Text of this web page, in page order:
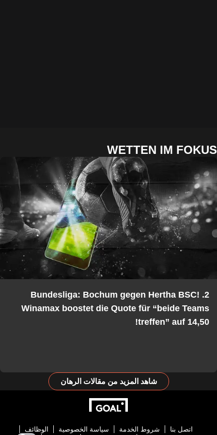
WETTEN IM FOKUS
2. Bundesliga: Bochum gegen Hertha BSC!
Winamax boostet die Quote für “beide Teams
treffen” auf 14,50!
شاهد المزيد من مقالات الرهان
اتصل بنا شروط الخدمة سياسة الخصوصية
الوظائف